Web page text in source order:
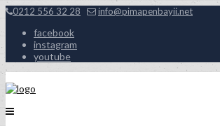
0212 556 32 28 info@pimapenbayii.net
facebook
instagram
youtube